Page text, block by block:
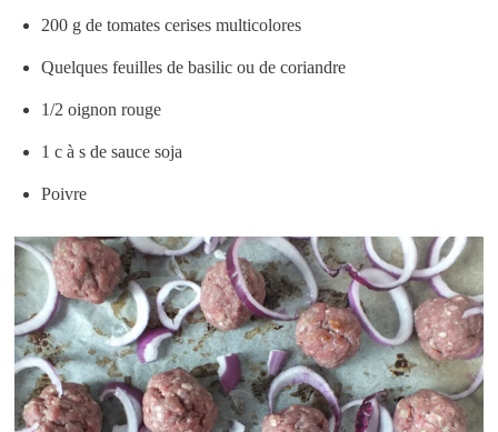
200 g de tomates cerises multicolores
Quelques feuilles de basilic ou de coriandre
1/2 oignon rouge
1 c à s de sauce soja
Poivre